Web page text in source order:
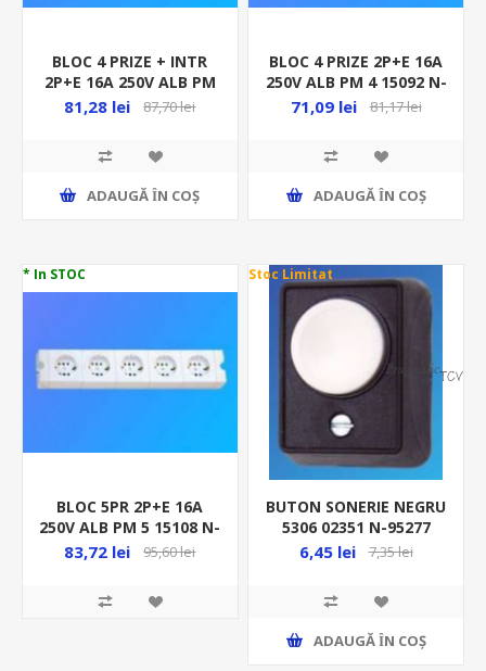
BLOC 4 PRIZE + INTR
2P+E 16A 250V ALB PM
4 15153 N-02547/4
81,28 lei 87,70 lei
ADAUGĂ ȊN COŞ
BLOC 4 PRIZE 2P+E 16A
250V ALB PM 4 15092 N-
02548/4
71,09 lei 81,17 lei
ADAUGĂ ȊN COŞ
* In STOC
BLOC 5PR 2P+E 16A
250V ALB PM 5 15108 N-
02548/5
83,72 lei 95,60 lei
Stoc Limitat
BUTON SONERIE NEGRU
5306 02351 N-95277
6,45 lei 7,35 lei
ADAUGĂ ȊN COŞ